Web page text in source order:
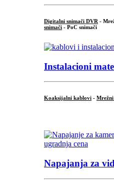
Digitalni snimači DVR -
snimači - PoC snimači
Instalacioni
Koaksijalni kablovi -
Napajanja za